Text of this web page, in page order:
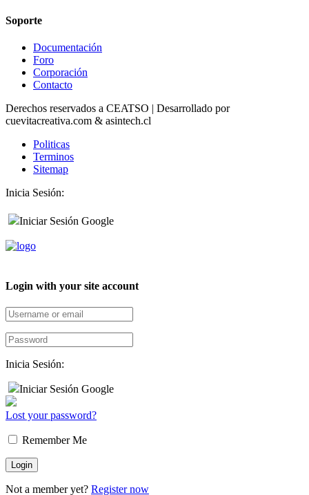
Soporte
Documentación
Foro
Corporación
Contacto
Derechos reservados a CEATSO | Desarrollado por
cuevitacreativa.com & asintech.cl
Politicas
Terminos
Sitemap
Inicia Sesión:
Iniciar Sesión Google
Login with your site account
Inicia Sesión:
Iniciar Sesión Google
Lost your password?
Remember Me
Not a member yet? Register now